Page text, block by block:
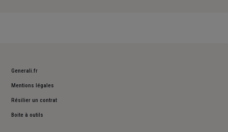
Generali.fr
Mentions légales
Résilier un contrat
Boite à outils